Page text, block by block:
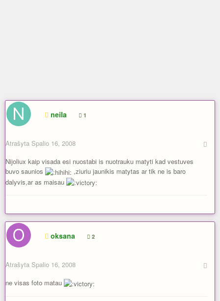
neila 1
Atrašyta Spalio 16, 2008
Nijoliux kaip visada esi nuostabi is nuotrauku matyti kad vestuves
buvo saunios
,ziuriu jaunikis matytas ar tik ne is baro
dalyvis,ar as maisau
oksana 2
Atrašyta Spalio 16, 2008
ne visas foto matau